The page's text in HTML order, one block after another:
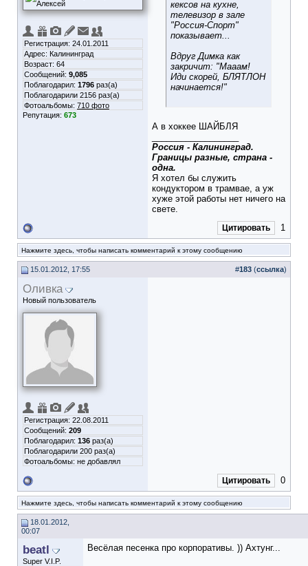
Регистрация: 24.01.2011
Адрес: Калининград
Возраст: 64
Сообщений: 9,085
Поблагодарил: 1796 раз(а)
Поблагодарили 2156 раз(а)
Фотоальбомы: 710 фото
Репутация: 673
кексов на кухне,
телевизор в зале
"Россия-Спорт"
показывает...
Вдруг Димка как
закричит: "Мааам!
Иди скорей, БЛЯТЛОН
начинается!"
А в хоккее ШАЙБЛЯ
Россия - Калининград.
Границы разные, страна -
одна.
Я хотел бы служить
кондуктором в трамвае, а уж
хуже этой работы нет ничего на
свете.
Цитировать 1
Нажмите здесь, чтобы написать комментарий к этому сообщению
15.01.2012, 17:55 #183 (ссылка)
Оливка
Новый пользователь
Регистрация: 22.08.2011
Сообщений: 209
Поблагодарил: 136 раз(а)
Поблагодарили 200 раз(а)
Фотоальбомы: не добавлял
Цитировать 0
Нажмите здесь, чтобы написать комментарий к этому сообщению
18.01.2012,
00:07
beatl
Super V.I.P.
Весёлая песенка про корпоративы. )) Ахтунг...